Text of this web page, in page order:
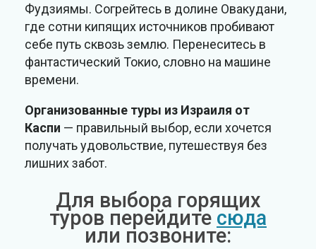
Фудзиямы. Согрейтесь в долине Овакудани,
где сотни кипящих источников пробивают
себе путь сквозь землю. Перенеситесь в
фантастический Токио, словно на машине
времени.
Организованные туры из Израиля от
Каспи — правильный выбор, если хочется
получать удовольствие, путешествуя без
лишних забот.
Для выбора горящих
туров перейдите сюда
или позвоните: